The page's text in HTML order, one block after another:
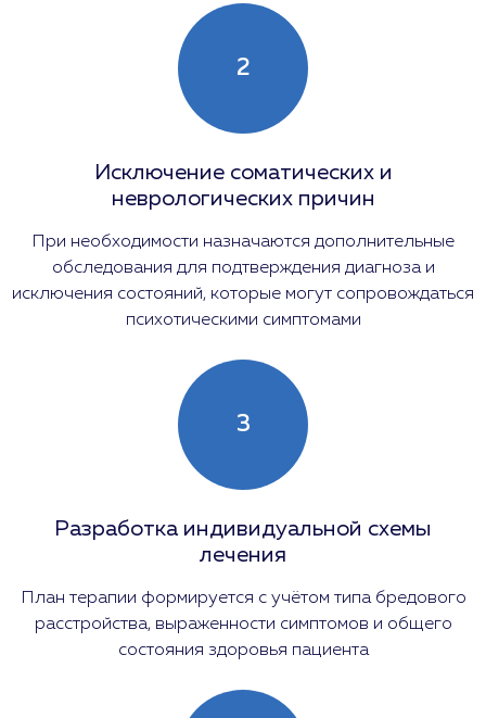
2
Исключение соматических и
неврологических причин
При необходимости назначаются дополнительные
обследования для подтверждения диагноза и
исключения состояний, которые могут сопровождаться
психотическими симптомами
3
Разработка индивидуальной схемы
лечения
План терапии формируется с учётом типа бредового
расстройства, выраженности симптомов и общего
состояния здоровья пациента